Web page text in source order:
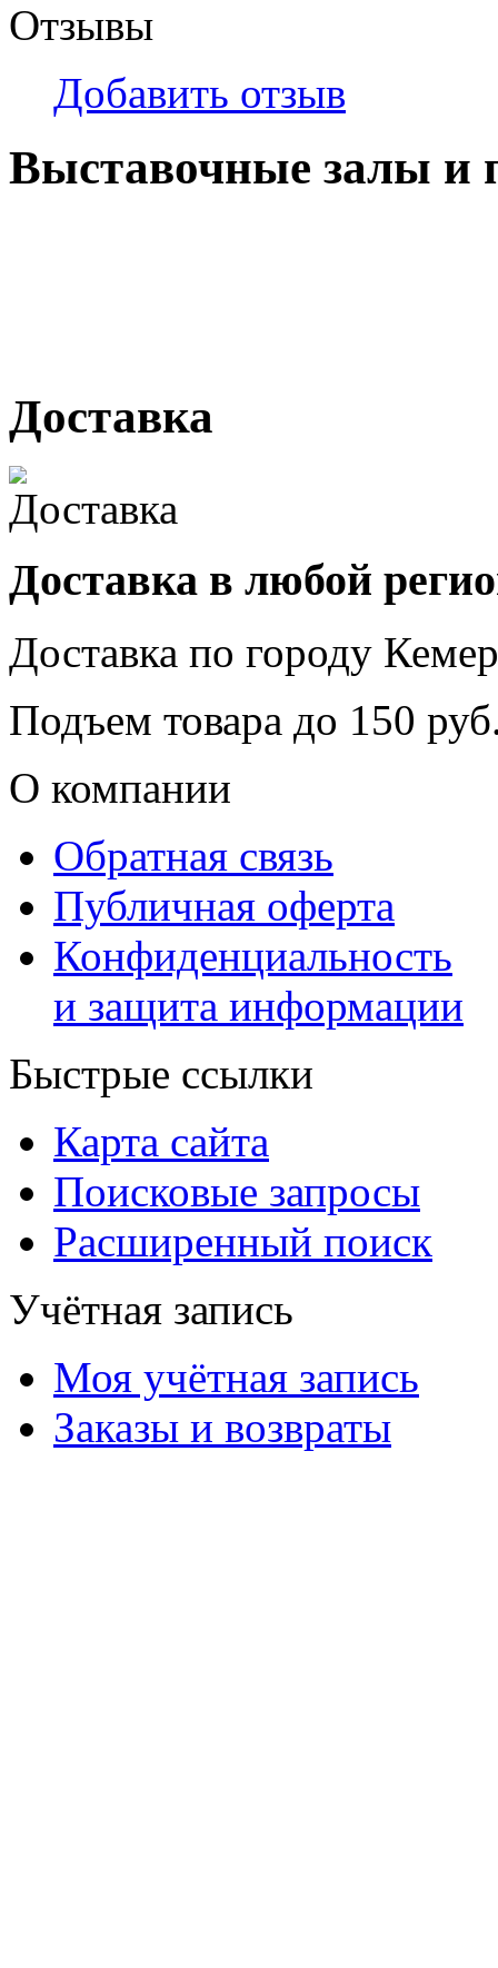
Отзывы
Добавить отзыв
Выставочные залы и
Доставка
Доставка в любой
Доставка по городу
Подъем товара до 150
О компании
Обратная связь
Публичная оферта
Конфиденциальность
и защита информации
Быстрые ссылки
Карта сайта
Поисковые запросы
Расширенный поиск
Учётная запись
Моя учётная запись
Заказы и возвраты